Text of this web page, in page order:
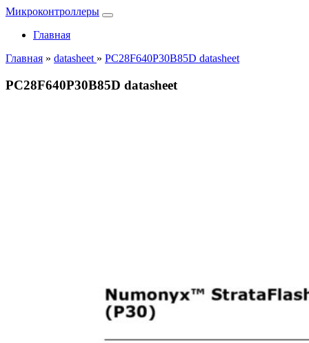
Микроконтроллеры
Главная
Главная » datasheet » PC28F640P30B85D datasheet
PC28F640P30B85D datasheet